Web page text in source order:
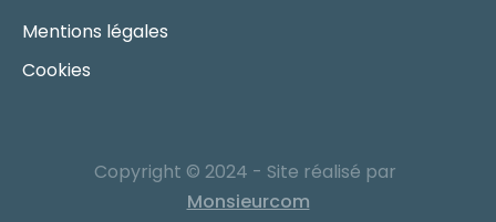
Mentions légales
Cookies
Copyright © 2024 - Site réalisé par
Monsieurcom